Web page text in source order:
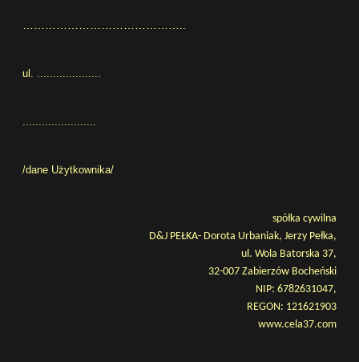
..
ul. ....................
.......................
/dane Użytkownika/
spółka cywilna
D&J PEŁKA- Dorota Urbaniak, Jerzy Pełka,
ul. Wola Batorska 37,
32-007 Zabierzów Bocheński
NIP: 6782631047,
REGON: 121621903
www.cela37.com